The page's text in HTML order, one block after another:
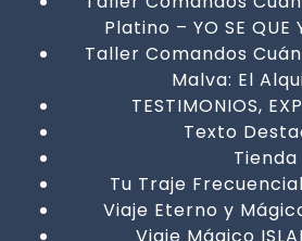
Platino – YO SE QUE
Taller Comandos
Malva: El
TESTIMONIOS,
Texto
Tienda
Tu Traje
Viaje Eterno y